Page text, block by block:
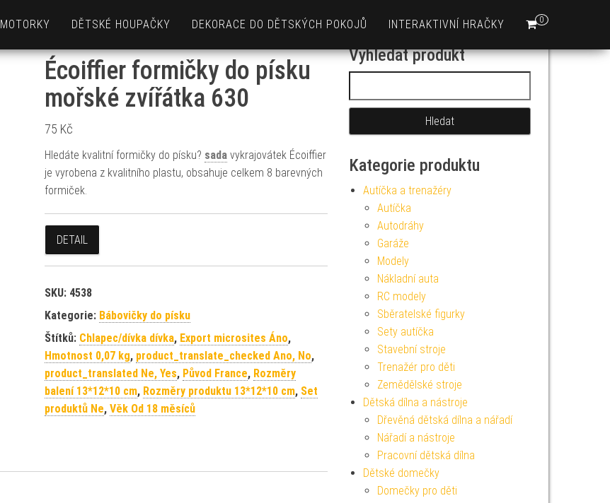
0
MOTORKY DĚTSKÉ HOUPAČKY DEKORACE DO DĚTSKÝCH POKOJŮ INTERAKTIVNÍ HRAČKY
Écoiffier formičky do písku
mořské zvířátka 630
75 Kč
Hledáte kvalitní formičky do písku? sadavykrajovátek Écoiffier
je vyrobena z kvalitního plastu, obsahuje celkem 8 barevných
formiček.
DETAIL
SKU: 4538
Kategorie: Bábovičky do písku
Štítků: Chlapec/dívka dívka, Export microsites Áno,
Hmotnost 0,07 kg, product_translate_checked Ano, No,
product_translated Ne, Yes, Původ France, Rozměry
balení 13*12*10 cm, Rozměry produktu 13*12*10 cm, Set
produktů Ne, Věk Od 18 měsíců
Vyhledat produkt
Kategorie produktu
Autíčka a trenažéry
Autíčka
Autodráhy
Garáže
Modely
Nákladní auta
RC modely
Sběratelské figurky
Sety autíčka
Stavební stroje
Trenažér pro děti
Zemědělské stroje
Dětská dílna a nástroje
Dřevěná dětská dílna a nářadí
Nářadí a nástroje
Pracovní dětská dílna
Dětské domečky
Domečky pro děti